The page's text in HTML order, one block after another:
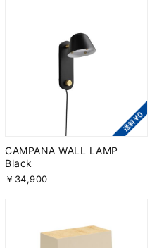
CAMPANA WALL LAMP
Black
￥34,900